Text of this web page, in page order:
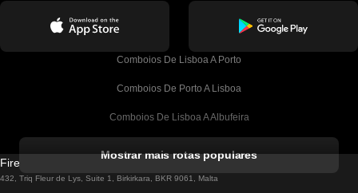
Comboios De Lisboa A Porto
Comboios De Porto A Lisboa
Comboios De Lisboa A Albufeira
Comboios De Lisboa A Lagos
Mostrar mais rotas populares
Firebird GT Limited (OC 1451)
432, Triq Fleur de Lys, Suite 1, Birkirkara, BKR 9061, Malta